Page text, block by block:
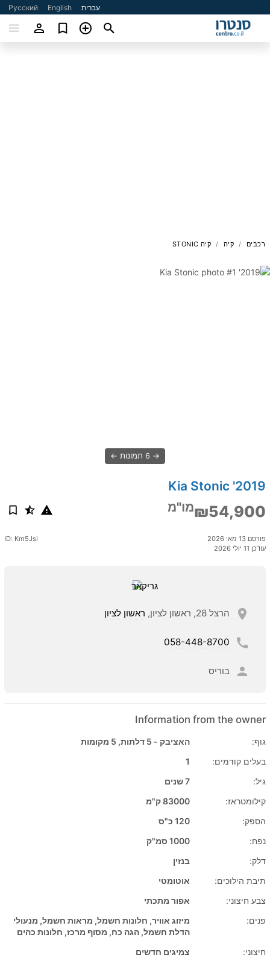
עברית English
Русский
רכבים קיה קיה STONIC
6 תמונות
2019' Kia Stonic
₪54,900מו"מ
פורסם 13 מאי 2026
עודכן 11 יולי 2026
ID: Km5JsI
הרצל 28, ראשון לציון, ראשון לציון
058-448-8700
בוריס
Information from the owner
גוף:
האציבק - 5 דלתות, 5 מקומות
בעלים קודמים:
1
גיל:
7 שנים
קילומטראז:
83000 ק"מ
הספק:
120 כ"ס
נפח:
1000 סמ"ק
דלק:
בנזין
תיבת הילוכים:
אוטומטי
צבע חיצוני:
אפור מתכתי
פנים:
מיזוג אוויר, חלונות חשמל, מראות חשמל, מנעולי
הדלת חשמל, הגה כח, מסוף מרכז, חלונות כהים
חיצוני:
צמיגים חדשים